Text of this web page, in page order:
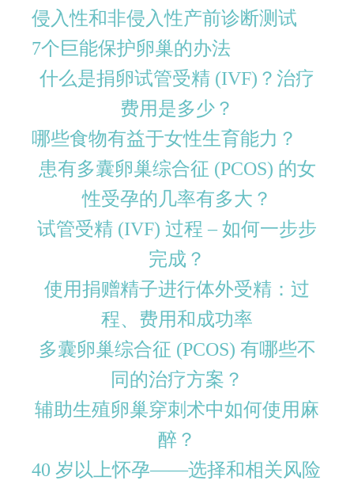
侵入性和非侵入性产前诊断测试
7个巨能保护卵巢的办法
什么是捐卵试管受精 (IVF)？治疗
费用是多少？
哪些食物有益于女性生育能力？
患有多囊卵巢综合征 (PCOS) 的女
性受孕的几率有多大？
试管受精 (IVF) 过程 – 如何一步步
完成？
使用捐赠精子进行体外受精：过
程、费用和成功率
多囊卵巢综合征 (PCOS) 有哪些不
同的治疗方案？
辅助生殖卵巢穿刺术中如何使用麻
醉？
40 岁以上怀孕——选择和相关风险